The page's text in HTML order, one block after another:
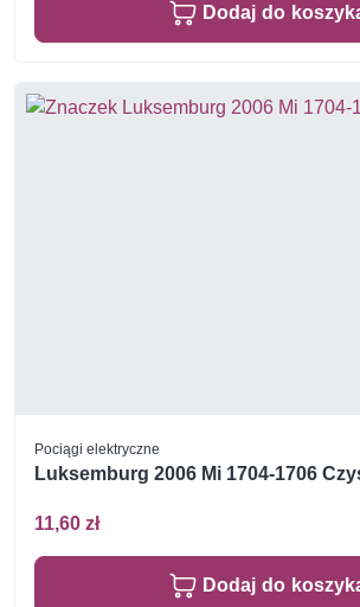
Dodaj do
Pociągi elektryczne
Luksemburg 2006 Mi 1704-1706
11,60 zł
Dodaj do